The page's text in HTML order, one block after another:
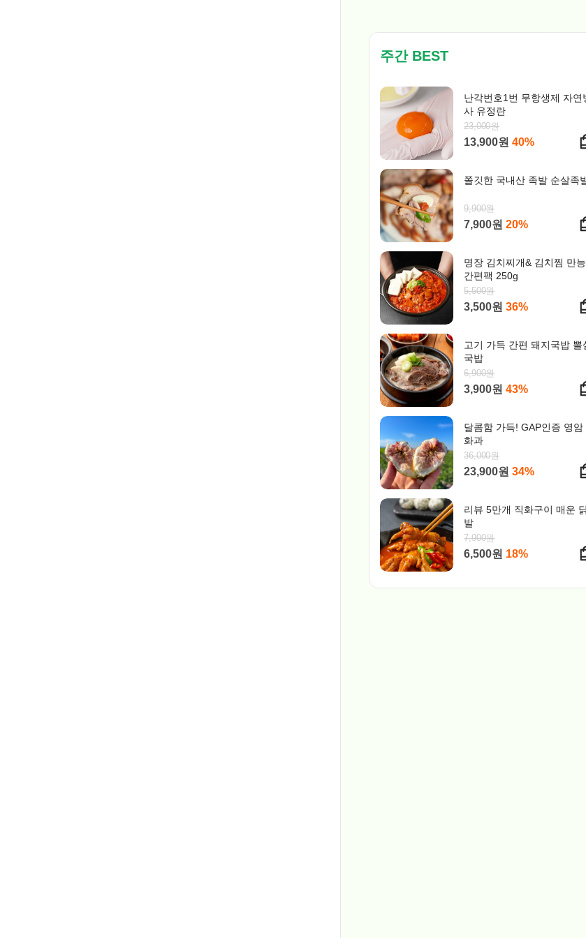
주간 BEST
난각번호1번 무항생제 자연
사 유정란
23,000원
13,900원 40%
쫄깃한 국내산 족발 순살족
9,900원
7,900원 20%
명장 김치찌개& 김치찜 만능
간편팩 250g
5,500원
3,500원 36%
고기 가득 간편 돼지국밥 뽈
국밥
6,900원
3,900원 43%
달콤함 가득! GAP인증 영암
화과
36,000원
23,900원 34%
리뷰 5만개 직화구이 매운
발
7,900원
6,500원 18%